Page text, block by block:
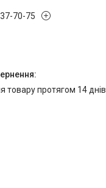
70-75
товару протягом 14 днів